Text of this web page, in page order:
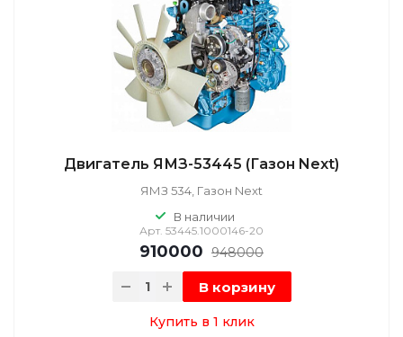
Двигатель ЯМЗ-53445 (Газон Next)
ЯМЗ 534, Газон Next
В наличии
Арт. 53445.1000146-20
910000 948000
В корзину
Купить в 1 клик